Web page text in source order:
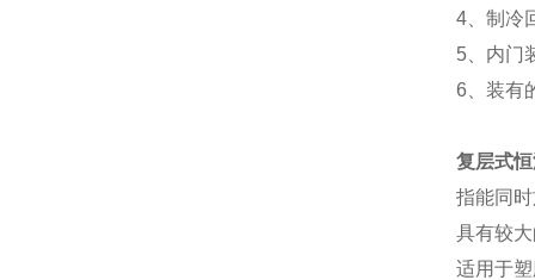
4、制冷
5、内门
6、装有
复层式
指能同
具有较
适用于